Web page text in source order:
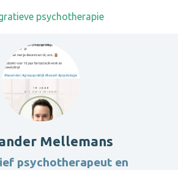
psychotherapie
Mellemans
psychotherapeut en